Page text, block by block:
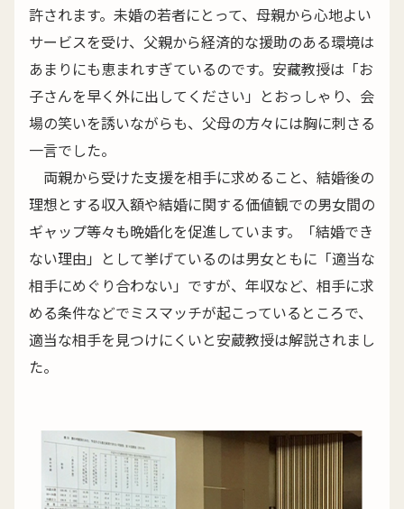
許されます。未婚の若者にとって、母親から心地よい
サービスを受け、父親から経済的な援助のある環境は
あまりにも恵まれすぎているのです。安藏教授は「お
子さんを早く外に出してください」とおっしゃり、会
場の笑いを誘いながらも、父母の方々には胸に刺さる
一言でした。
両親から受けた支援を相手に求めること、結婚後の
理想とする収入額や結婚に関する価値観での男女間の
ギャップ等々も晩婚化を促進しています。「結婚でき
ない理由」として挙げているのは男女ともに「適当な
相手にめぐり合わない」ですが、年収など、相手に求
める条件などでミスマッチが起こっているところで、
適当な相手を見つけにくいと安蔵教授は解説されまし
た。